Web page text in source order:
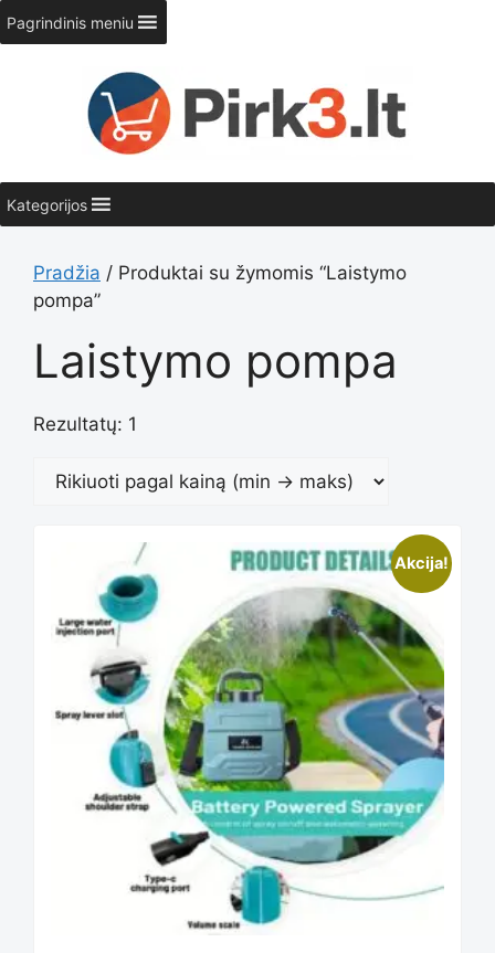
Pereiti
prie
turinio
Pagrindinis meniu
Kategorijos
Pradžia / Produktai su žymomis “Laistymo
pompa”
Laistymo pompa
Rezultatų: 1
Akcija!